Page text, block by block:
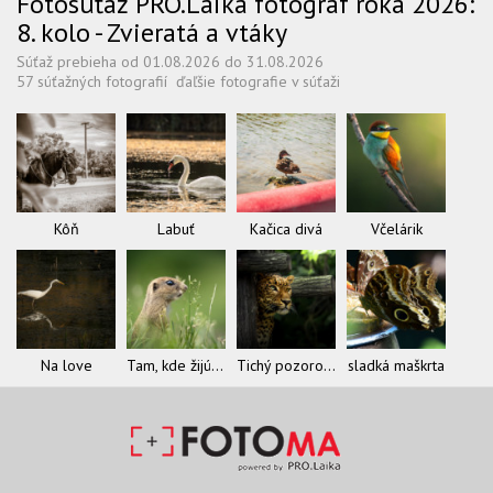
8. kolo - Zvieratá a vtáky
Súťaž prebieha od 01.08.2026 do 31.08.2026
57 súťažných fotografií ďaľšie fotografie v súťaži
Kôň Labuť Kačica divá Včelárik
Na love Tam, kde žijú sysle Tichý pozorovateľ sladká maškrta